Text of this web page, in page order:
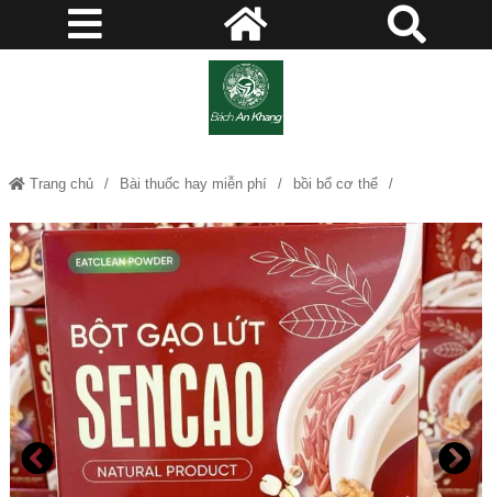
Trang chủ Bài thuốc hay miễn phí bồi bổ cơ thể
Chướng bụng Đầy hơi Kích thích tiêu hóa Rối loạn tiêu hóa
Trà mộc tâm Giảm cân - làm đẹp Huyết áp, béo phì
Bột Gạo Lứt SENCAO Mộc Tâm Thơm Ngon Thanh Nhẹ, Phù Hợp Ăn
Kiêng